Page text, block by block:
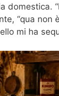
domestica.
“qua non
mi ha